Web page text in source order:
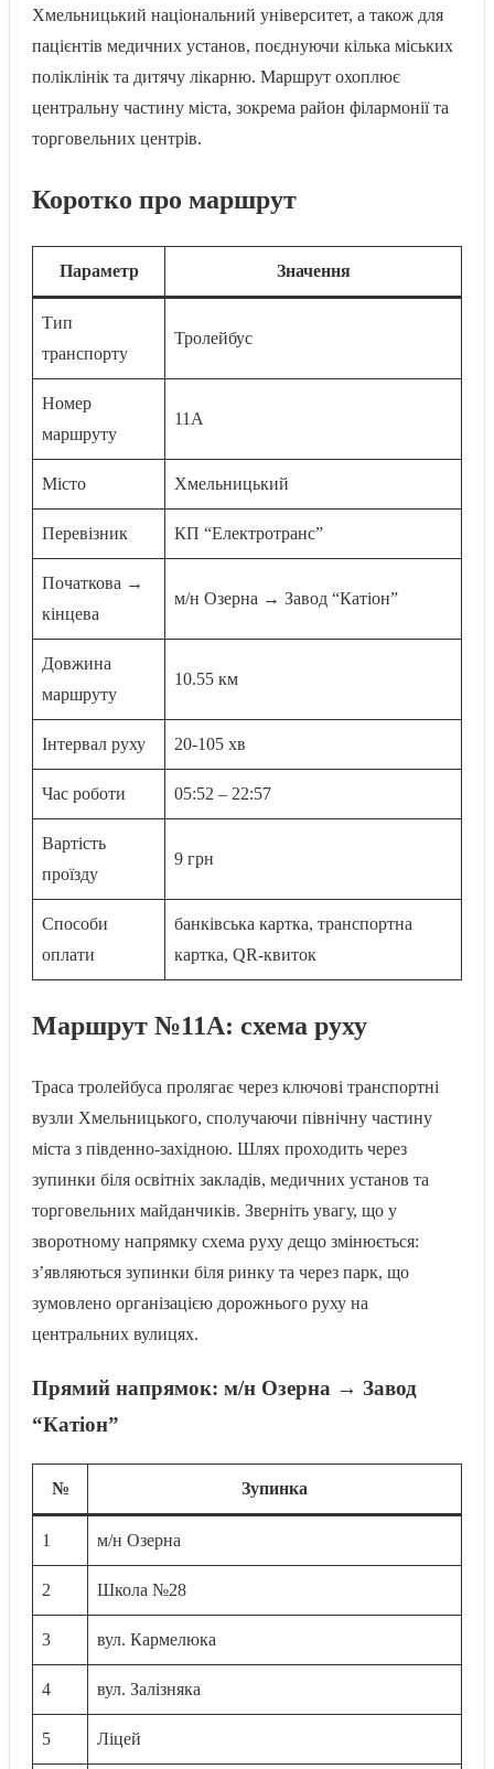
Хмельницький національний університет, а також для
пацієнтів медичних установ, поєднуючи кілька міських
поліклінік та дитячу лікарню. Маршрут охоплює
центральну частину міста, зокрема район філармонії та
торговельних центрів.
Коротко про маршрут
Параметр Значення
Тип
транспорту
Тролейбус
Номер
маршруту
11A
Місто Хмельницький
Перевізник КП “Електротранс”
Початкова →
кінцева
м/н Озерна → Завод “Катіон”
Довжина
маршруту
10.55 км
Інтервал руху 20-105 хв
Час роботи 05:52 – 22:57
Вартість
проїзду
9 грн
Способи
оплати
банківська картка, транспортна
картка, QR-квиток
Маршрут №11A: схема руху
Траса тролейбуса пролягає через ключові транспортні
вузли Хмельницького, сполучаючи північну частину
міста з південно-західною. Шлях проходить через
зупинки біля освітніх закладів, медичних установ та
торговельних майданчиків. Зверніть увагу, що у
зворотному напрямку схема руху дещо змінюється:
з’являються зупинки біля ринку та через парк, що
зумовлено організацією дорожнього руху на
центральних вулицях.
Прямий напрямок: м/н Озерна → Завод
“Катіон”
№ Зупинка
1 м/н Озерна
2 Школа №28
3 вул. Кармелюка
4 вул. Залізняка
5 Ліцей